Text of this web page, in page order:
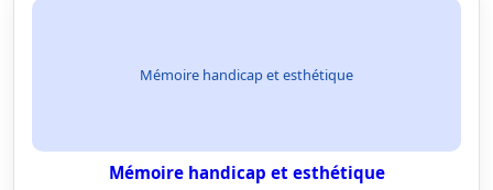
Mémoire handicap et esthétique
Mémoire handicap et esthétique